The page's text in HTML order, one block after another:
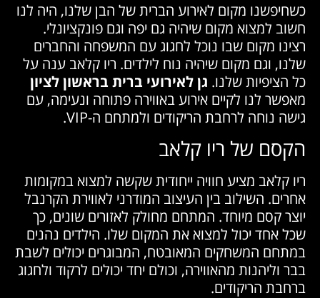
כשחיפשנו מקום לאירוע הברית של הבן שלנו, היה לנו
חשוב למצוא מקום שיהיה גם יפה וגם פונקציונלי.
רצינו מקום שבו נוכל לחגוג עם המשפחה והחברים
שלנו, וגם מקום שיהיה נוח לילדים. ריו קלאב ענה על
כל הציפיות שלנו. גן לאירועי ברית בראשון לציון
מאפשר לנו לקיים אירוע באווירה פתוחה ונעימה, עם
גישה נוחה לרחבת הריקודים ולמתחם ה-VIP.
הקסם של ריו קלאב
ריו קלאב מציע חוויה ייחודית שקשה למצוא במקומות
אחרים. השילוב בין העיצוב המודרני לאווירת הקרנבל
יוצר קסם מיוחד. המתחם מחולק לאזורים שונים, כך
שכל אחד יכול למצוא את המקום שלו. הילדים נהנים
במתחם המשחקים המאובטח, המבוגרים יכולים לשבת
בבר וליהנות מהאווירה, וכולם יחד יכולים לרקוד ולחגוג
ברחבת הריקודים.